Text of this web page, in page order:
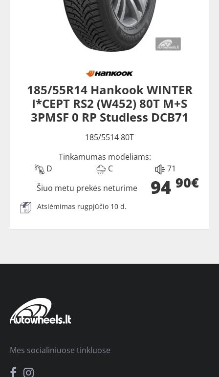
185/55R14 Hankook WINTER
I*CEPT RS2 (W452) 80T M+S
3PMSF 0 RP Studless DCB71
185/5514 80T
Tinkamumas modeliams:
D
C 71
94 90€
Šiuo metu prekės neturime
Atsiėmimas rugpjūčio 10 d.
Mes socialiniuose tinkluose